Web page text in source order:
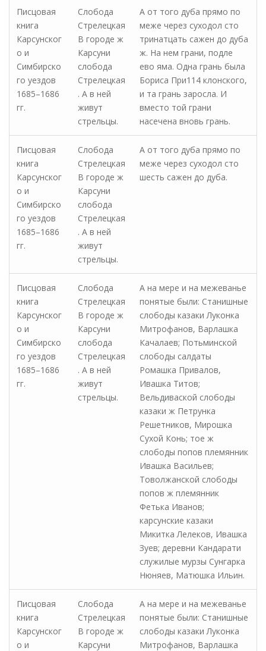
Писцовая
книга
Карсунског
о и
Симбирско
го уездов
1685–1686
гг.
Слобода
Стрелецкая
В городе ж
Карсуни
слобода
Стрелецкая
. А в ней
живут
стрельцы.
А от того дуба прямо по
меже через суходол сто
тринатцать сажен до дуба
ж. На нем грани, подле
ево яма. Одна грань была
Бориса При114 клонского,
и та грань заросла. И
вместо той грани
насечена вновь грань.
Писцовая
книга
Карсунског
о и
Симбирско
го уездов
1685–1686
гг.
Слобода
Стрелецкая
В городе ж
Карсуни
слобода
Стрелецкая
. А в ней
живут
стрельцы.
А от того дуба прямо по
меже через суходол сто
шесть сажен до дуба.
Писцовая
книга
Карсунског
о и
Симбирско
го уездов
1685–1686
гг.
Слобода
Стрелецкая
В городе ж
Карсуни
слобода
Стрелецкая
. А в ней
живут
стрельцы.
А на мере и на межеванье
понятые были: Станишные
слободы казаки Луконка
Митрофанов, Варлашка
Качалаев; Потьминской
слободы салдаты
Ромашка Привалов,
Ивашка Титов;
Вельдиваской слободы
казаки ж Петрунка
Решетников, Мирошка
Сухой Конь; тое ж
слободы попов племянник
Ивашка Васильев;
Товолжанской слободы
попов ж племянник
Фетька Иванов;
карсунские казаки
Микитка Лелеков, Ивашка
Зуев; деревни Кандарати
служилые мурзы Сунгарка
Нюняев, Матюшка Ильин.
Писцовая
книга
Карсунског
о и
Слобода
Стрелецкая
В городе ж
Карсуни
А на мере и на межеванье
понятые были: Станишные
слободы казаки Луконка
Митрофанов, Варлашка